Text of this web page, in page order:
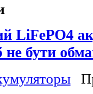
LiFePO4
бути